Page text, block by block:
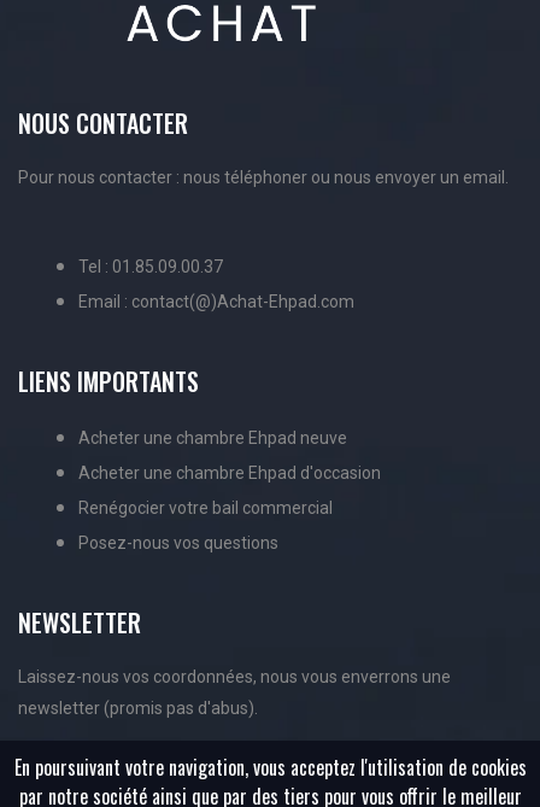
NOUS CONTACTER
Pour nous contacter : nous téléphoner ou nous envoyer un email.
Tel : 01.85.09.00.37
Email : contact(@)Achat-Ehpad.com
LIENS IMPORTANTS
Acheter une chambre Ehpad neuve
Acheter une chambre Ehpad d'occasion
Renégocier votre bail commercial
Posez-nous vos questions
NEWSLETTER
Laissez-nous vos coordonnées, nous vous enverrons une
newsletter (promis pas d'abus).
En poursuivant votre navigation, vous acceptez l'utilisation de cookies
par notre société ainsi que par des tiers pour vous offrir le meilleur